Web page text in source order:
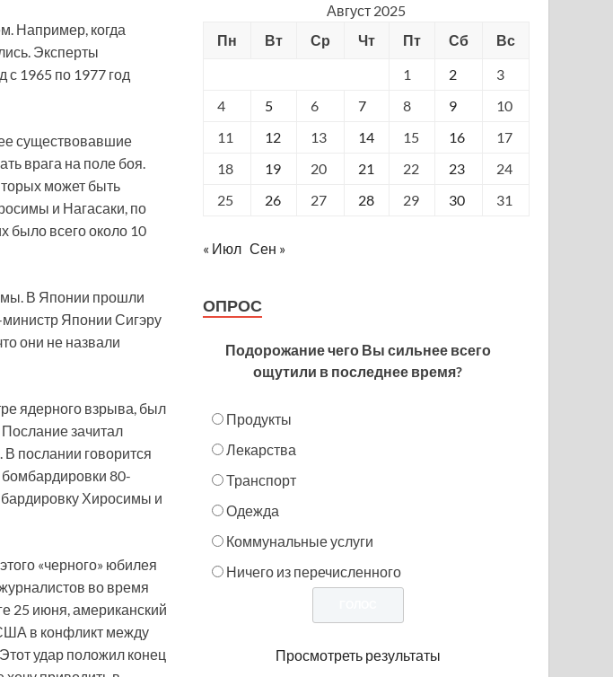
Например, когда
Эксперты
с 1965 по 1977 год
существовавшие
врага на поле боя.
может быть
и Нагасаки, по
было всего около 10
В Японии прошли
Японии Сигэру
они не назвали
ядерного взрыва, был
зачитал
послании говорится
бомбардировки 80-
Хиросимы и
«черного» юбилея
во время
25 июня, американский
в конфликт между
удар положил конец
Август 2025
Пн
Вт Ср Чт Пт Сб
Вс
1
2
3
4
5 6 7 8 9
10
11
12 13 14 15 16
17
18
19 20 21 22 23
24
25
26 27 28 29 30 31
« Июл Сен »
ОПРОС
Подорожание чего Вы сильнее всего
ощутили в последнее время?
Продукты
Лекарства
Транспорт
Одежда
Коммунальные услуги
Ничего из перечисленного
Просмотреть результаты